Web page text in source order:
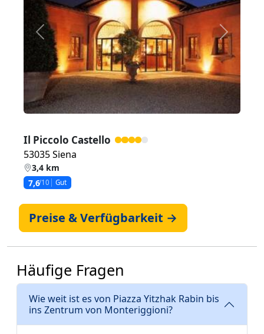
Zurück Weiter
Il Piccolo Castello
53035 Siena
3,4 km
7,6/10 Gut
Preise & Verfügbarkeit →
Häufige Fragen
Wie weit ist es von Piazza Yitzhak Rabin bis
ins Zentrum von Monteriggioni?